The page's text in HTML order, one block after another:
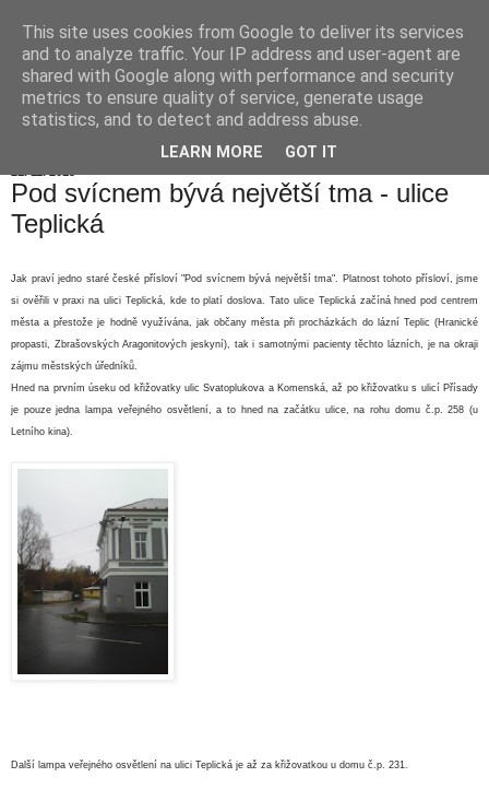
Hranické listy
Pod svícnem bývá největší tma - ulice
Teplická
Jak praví jedno staré české přísloví "Pod svícnem bývá největší tma". Platnost tohoto přísloví, jsme
si ověřili v praxi na ulici Teplická, kde to platí doslova. Tato ulice Teplická začíná hned pod centrem
města a přestože je hodně využívána, jak občany města při procházkách do lázní Teplic (Hranické
propasti, Zbrašovských Aragonitových jeskyní), tak i samotnými pacienty těchto lázních, je na okraji
zájmu městských úředníků
Hned na prvním úseku od křižovatky ulic Svatoplukova a Komenská, až po křižovatku s ulicí Přísady
je pouze jedna lampa veřejného osvětlení, a to hned na začátku ulice, na rohu domu č.p. 258 (u
Letního kina)
Další lampa veřejného osvětlení na ulici Teplická je až za křižovatkou u domu č.p. 231.
This site uses cookies from Google to deliver its services
and to analyze traffic. Your IP address and user-agent are
shared with Google along with performance and security
metrics to ensure quality of service, generate usage
statistics, and to detect and address abuse.
LEARN MORE GOT IT